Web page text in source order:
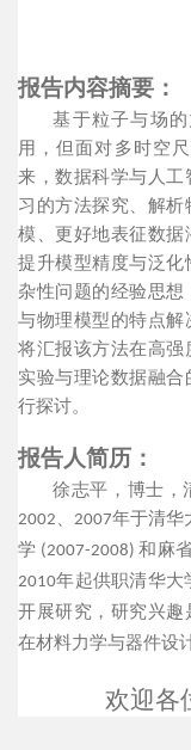
报告内容摘要：
基于粒子与场
用，但面对多时空
来，数据科学与人工
习的方法探究、解
模、更好地表征数据
提升模型精度与泛化
杂性问题的经验思想
与物理模型的特点解
将汇报该方法在高强
实验与理论数据融
行探讨。
报告人简历：
徐志平，博士，
2002 2007年于清华
学 (2007-2008)和麻
2010年起供职清华大
开展研究，研究兴
在材料力学与器件设
欢迎各